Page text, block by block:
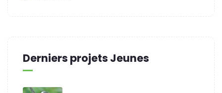
Derniers projets Jeunes